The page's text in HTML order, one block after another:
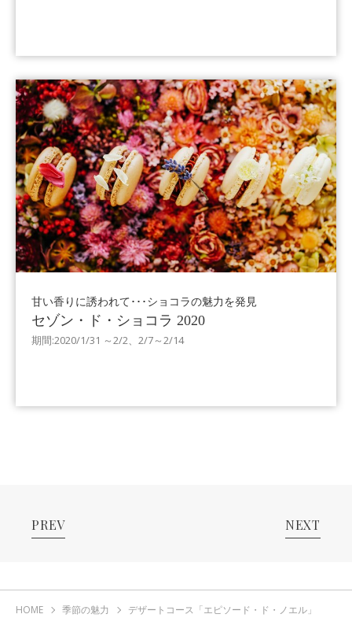
甘い香りに誘われて･･･ショコラの魅力を発見
セゾン・ド・ショコラ 2020
期間:2020/1/31 ～2/2、2/7～2/14
PREV NEXT
HOME 季節の魅力 デザートコース「エピソード・ド・ノエル」